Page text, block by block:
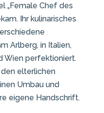
„Female Chef des
Ihr kulinarisches
Arlberg, in Italien,
Wien perfektioniert.
den elterlichen
Umbau und
eigene Handschrift.